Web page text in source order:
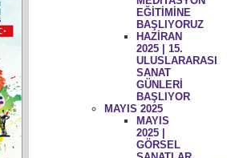
EĞİTİMİNE
BAŞLIYORUZ
HAZİRAN
2025 | 15.
ULUSLARARASI
SANAT
GÜNLERİ
BAŞLIYOR
MAYIS 2025
MAYIS
2025 |
GÖRSEL